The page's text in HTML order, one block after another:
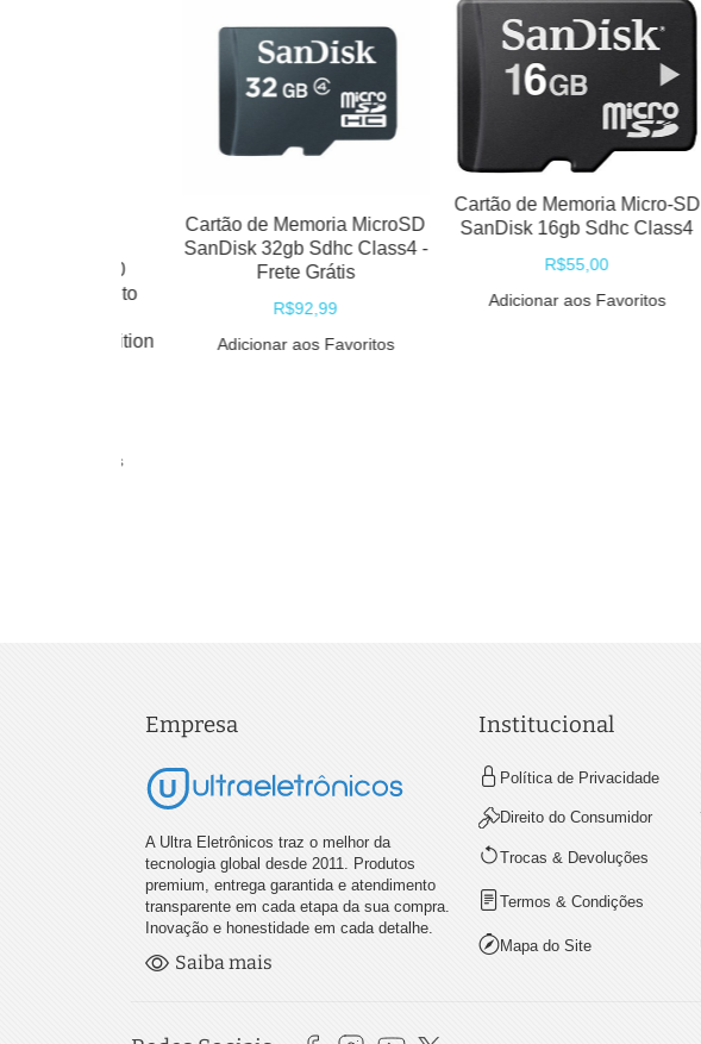
Cartão de Memoria MicroSD
SanDisk 32gb Sdhc Class4 -
Frete Grátis
R$92,99
Adicionar aos Favoritos
Cartão de Memoria Micro-SD
SanDisk 16gb Sdhc Class4
R$55,00
Adicionar aos Favoritos
Empresa
A Ultra Eletrônicos traz o melhor da
tecnologia global desde 2011. Produtos
premium, entrega garantida e atendimento
transparente em cada etapa da sua compra.
Inovação e honestidade em cada detalhe.
Saiba mais
Institucional
Política de Privacidade
Direito do Consumidor
Trocas & Devoluções
Termos & Condições
Mapa do Site